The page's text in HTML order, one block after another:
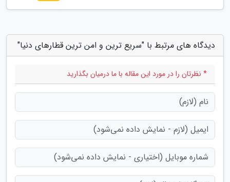
دیدگاه های مرتبط با "سریع ترین و امن ترین قطارهای دنیا"
* نظرتان را در مورد این مقاله با ما درمیان بگذارید